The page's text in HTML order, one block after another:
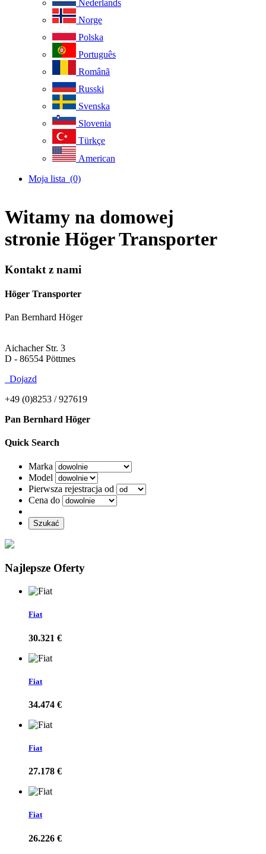
Nederlands
Norge
Polska
Português
Românã
Russki
Svenska
Slovenia
Türkçe
American
Moja lista (0)
Witamy na domowej
stronie Höger Transporter
Kontakt z nami
Höger Transporter
Pan Bernhard Höger
Aichacher Str. 3
D - 86554 Pöttmes
Dojazd
+49 (0)8253 / 927619
Pan Bernhard Höger
Quick Search
Marka
Model
Pierwsza rejestracja od
Cena do
Szukać
Najlepsze Oferty
Fiat
30.321 €
Fiat
34.474 €
Fiat
27.178 €
Fiat
26.226 €